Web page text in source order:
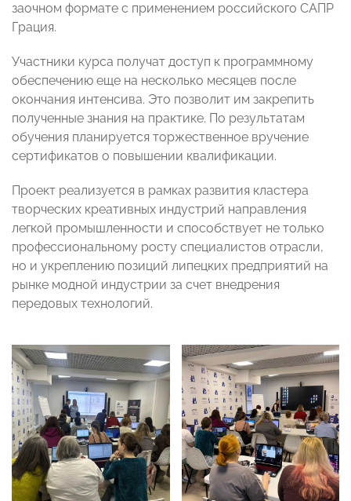
заочном формате с применением российского САПР
Грация.
Участники курса получат доступ к программному
обеспечению еще на несколько месяцев после
окончания интенсива. Это позволит им закрепить
полученные знания на практике. По результатам
обучения планируется торжественное вручение
сертификатов о повышении квалификации.
Проект реализуется в рамках развития кластера
творческих креативных индустрий направления
легкой промышленности и способствует не только
профессиональному росту специалистов отрасли,
но и укреплению позиций липецких предприятий на
рынке модной индустрии за счет внедрения
передовых технологий.